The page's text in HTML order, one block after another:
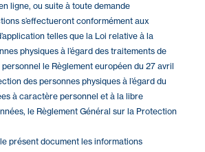
ligne, ou suite à toute demande
s’effectueront conformément aux
telles que la Loi relative à la
physiques à l’égard des traitements de
le Règlement européen du 27 avril
des personnes physiques à l’égard du
à caractère personnel et à la libre
le Règlement Général sur la Protection
présent document les informations